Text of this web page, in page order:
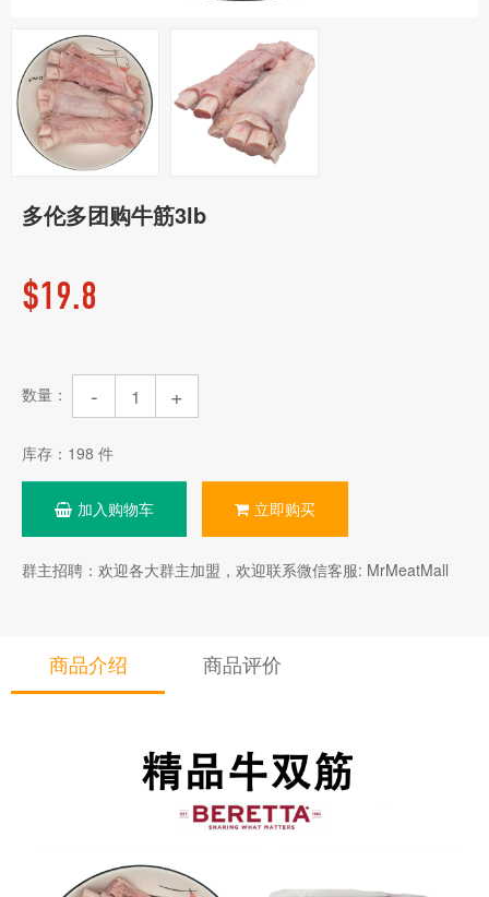
多伦多团购牛筋3lb
$19.8
数量： - +
库存： 198 件
加入购物车 立即购买
群主招聘：欢迎各大群主加盟，欢迎联系微信客服: MrMeatMall
商品介绍 商品评价